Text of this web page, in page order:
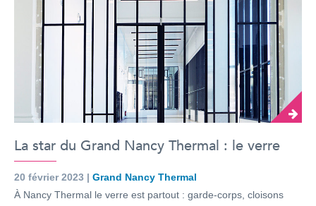
La star du Grand Nancy Thermal : le verre
20 février 2023 | Grand Nancy Thermal
À Nancy Thermal le verre est partout : garde-corps, cloisons